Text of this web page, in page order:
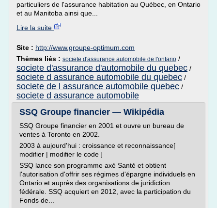
particuliers de l'assurance habitation au Québec, en Ontario
et au Manitoba ainsi que...
Lire la suite
Site : http://www.groupe-optimum.com
Thèmes liés : societe d'assurance automobile de l'ontario /
societe d'assurance d'automobile du quebec /
societe d assurance automobile du quebec /
societe de l assurance automobile quebec /
societe d assurance automobile
SSQ Groupe financier — Wikipédia
SSQ Groupe financier en 2001 et ouvre un bureau de
ventes à Toronto en 2002.
2003 à aujourd'hui : croissance et reconnaissance[
modifier | modifier le code ]
SSQ lance son programme axé Santé et obtient
l'autorisation d'offrir ses régimes d'épargne individuels en
Ontario et auprès des organisations de juridiction
fédérale. SSQ acquiert en 2012, avec la participation du
Fonds de...